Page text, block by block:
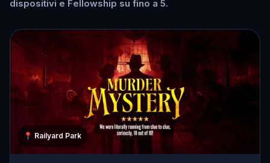
dispositivi e Fellowship su fino a 5.
📍 Railyard Park